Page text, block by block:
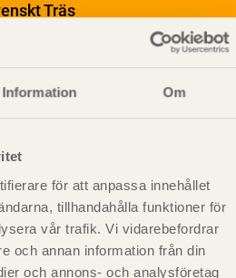
Information Om
för att anpassa innehållet
tillhandahålla funktioner för
vår trafik. Vi vidarebefordrar
och annan information från din
och annons- och analysföretag
Träs